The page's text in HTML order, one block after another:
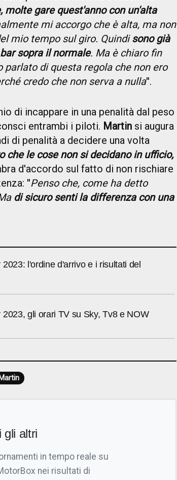
molte gare quest'anno con un'alta
mi accorgo che è alta, ma non
mio tempo sul giro. Quindisono già
sopra il normale. Ma è chiaro fin
di questa regola che non ero
credo che non serva a nulla''.
di incappare in una penalità dal peso
entrambi i piloti. Martin si augura
di penalità a decidere una volta
che le cose non si decidano in ufficio,
d'accordo sul fatto di non rischiare
''Penso che, come ha detto
di sicuro senti la differenza con una
l'ordine d'arrivo e i risultati del
2023, gli orari TV su Sky, Tv8 e NOW
gli altri
in tempo reale su
nei risultati di